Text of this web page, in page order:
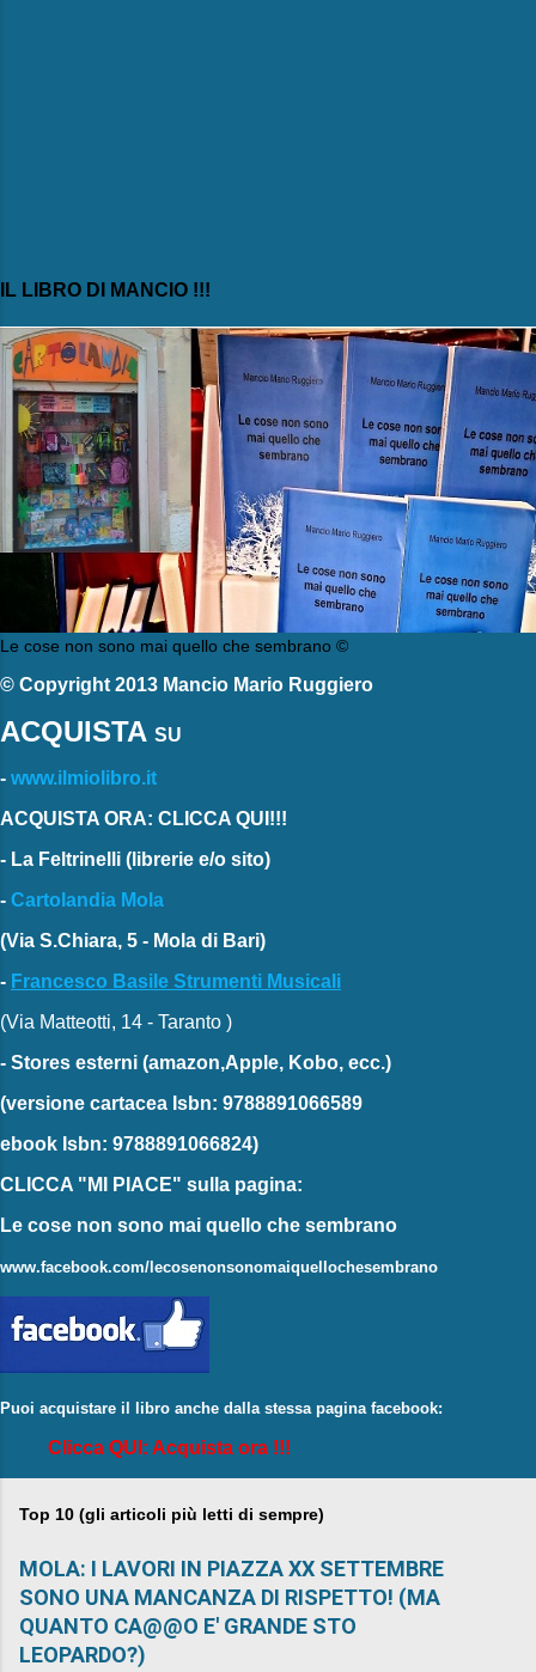
IL LIBRO DI MANCIO !!!
Le cose non sono mai quello che sembrano ©
© Copyright 2013 Mancio Mario Ruggiero
ACQUISTA SU
- www.ilmiolibro.it
ACQUISTA ORA: CLICCA QUI!!!
- La Feltrinelli (librerie e/o sito)
- Cartolandia Mola
(Via S.Chiara, 5 - Mola di Bari)
- Francesco Basile Strumenti Musicali
(Via Matteotti, 14 - Taranto )
- Stores esterni (amazon,Apple, Kobo, ecc.)
(versione cartacea Isbn: 9788891066589
ebook Isbn: 9788891066824)
CLICCA "MI PIACE" sulla pagina:
Le cose non sono mai quello che sembrano
www.facebook.com/lecosenonsonomaiquellochesembrano
Puoi acquistare il libro anche dalla stessa pagina facebook:
Clicca QUI: Acquista ora !!!
Top 10 (gli articoli più letti di sempre)
MOLA: I LAVORI IN PIAZZA XX SETTEMBRE
SONO UNA MANCANZA DI RISPETTO! (MA
QUANTO CA@@O E' GRANDE STO
LEOPARDO?)